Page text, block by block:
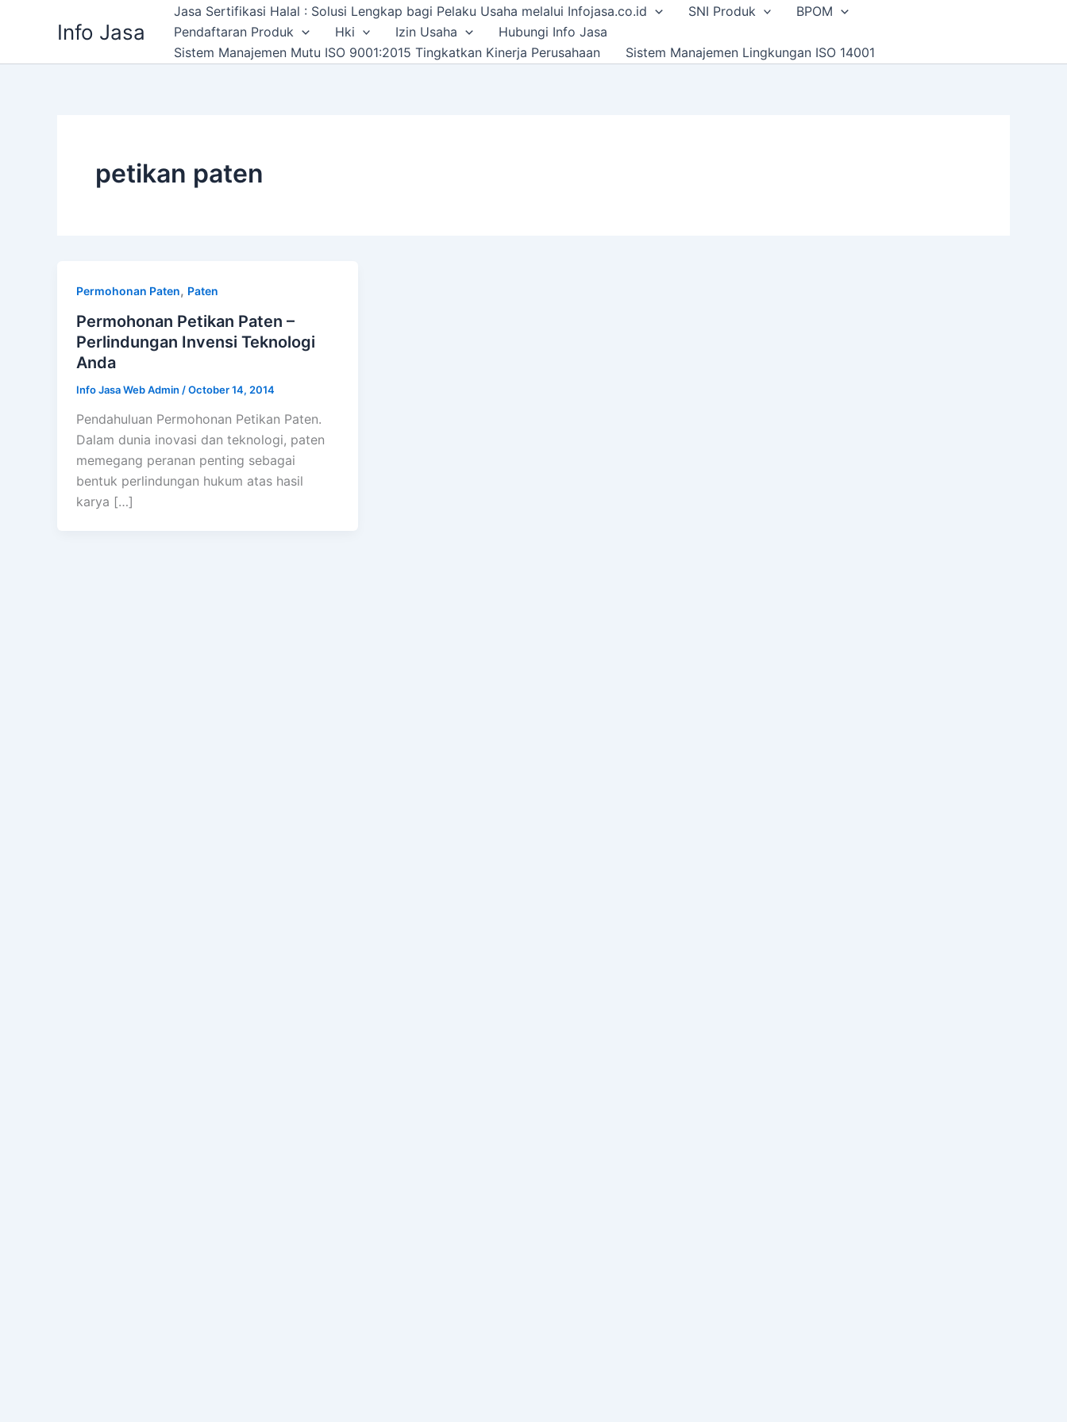
Info Jasa
Jasa Sertifikasi Halal : Solusi Lengkap bagi Pelaku Usaha melalui Infojasa.co.id SNI Produk
BPOM
Pendaftaran Produk
Hki Izin Usaha
Hubungi Info Jasa
Sistem Manajemen Mutu ISO 9001:2015 Tingkatkan Kinerja Perusahaan
Sistem Manajemen Lingkungan ISO 14001
petikan paten
Permohonan Paten, Paten
Permohonan Petikan Paten –
Perlindungan Invensi Teknologi
Anda
Info Jasa Web Admin /October 14, 2014
Pendahuluan Permohonan Petikan Paten.
Dalam dunia inovasi dan teknologi, paten
memegang peranan penting sebagai
bentuk perlindungan hukum atas hasil
karya […]